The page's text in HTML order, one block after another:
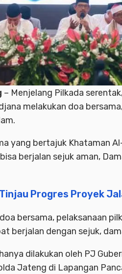
– Menjelang Pilkada
melakukan doa
yang bertajuk Khataman
berjalan sejuk aman,
Progres Proyek
bersama, pelaksanaan
berjalan dengan sejuk,
dilakukan oleh PJ
Jateng di Lapangan